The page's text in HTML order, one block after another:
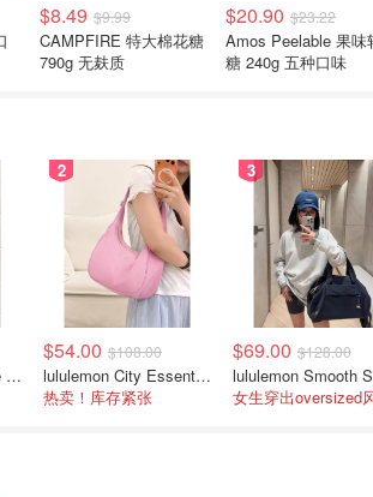
$8.49 $9.99
CAMPFIRE 特大棉花糖
790g 无麸质
$20.90 $23.22
Amos Peelable 果味
糖 240g 五种口味
lululemon Softstreme 女士高腰短裤 10cm
2
$54.00 $108.00
lululemon City Essentials 肩背包 4L
热卖！库存紧张
3
$69.00 $128.00
女生穿出oversized